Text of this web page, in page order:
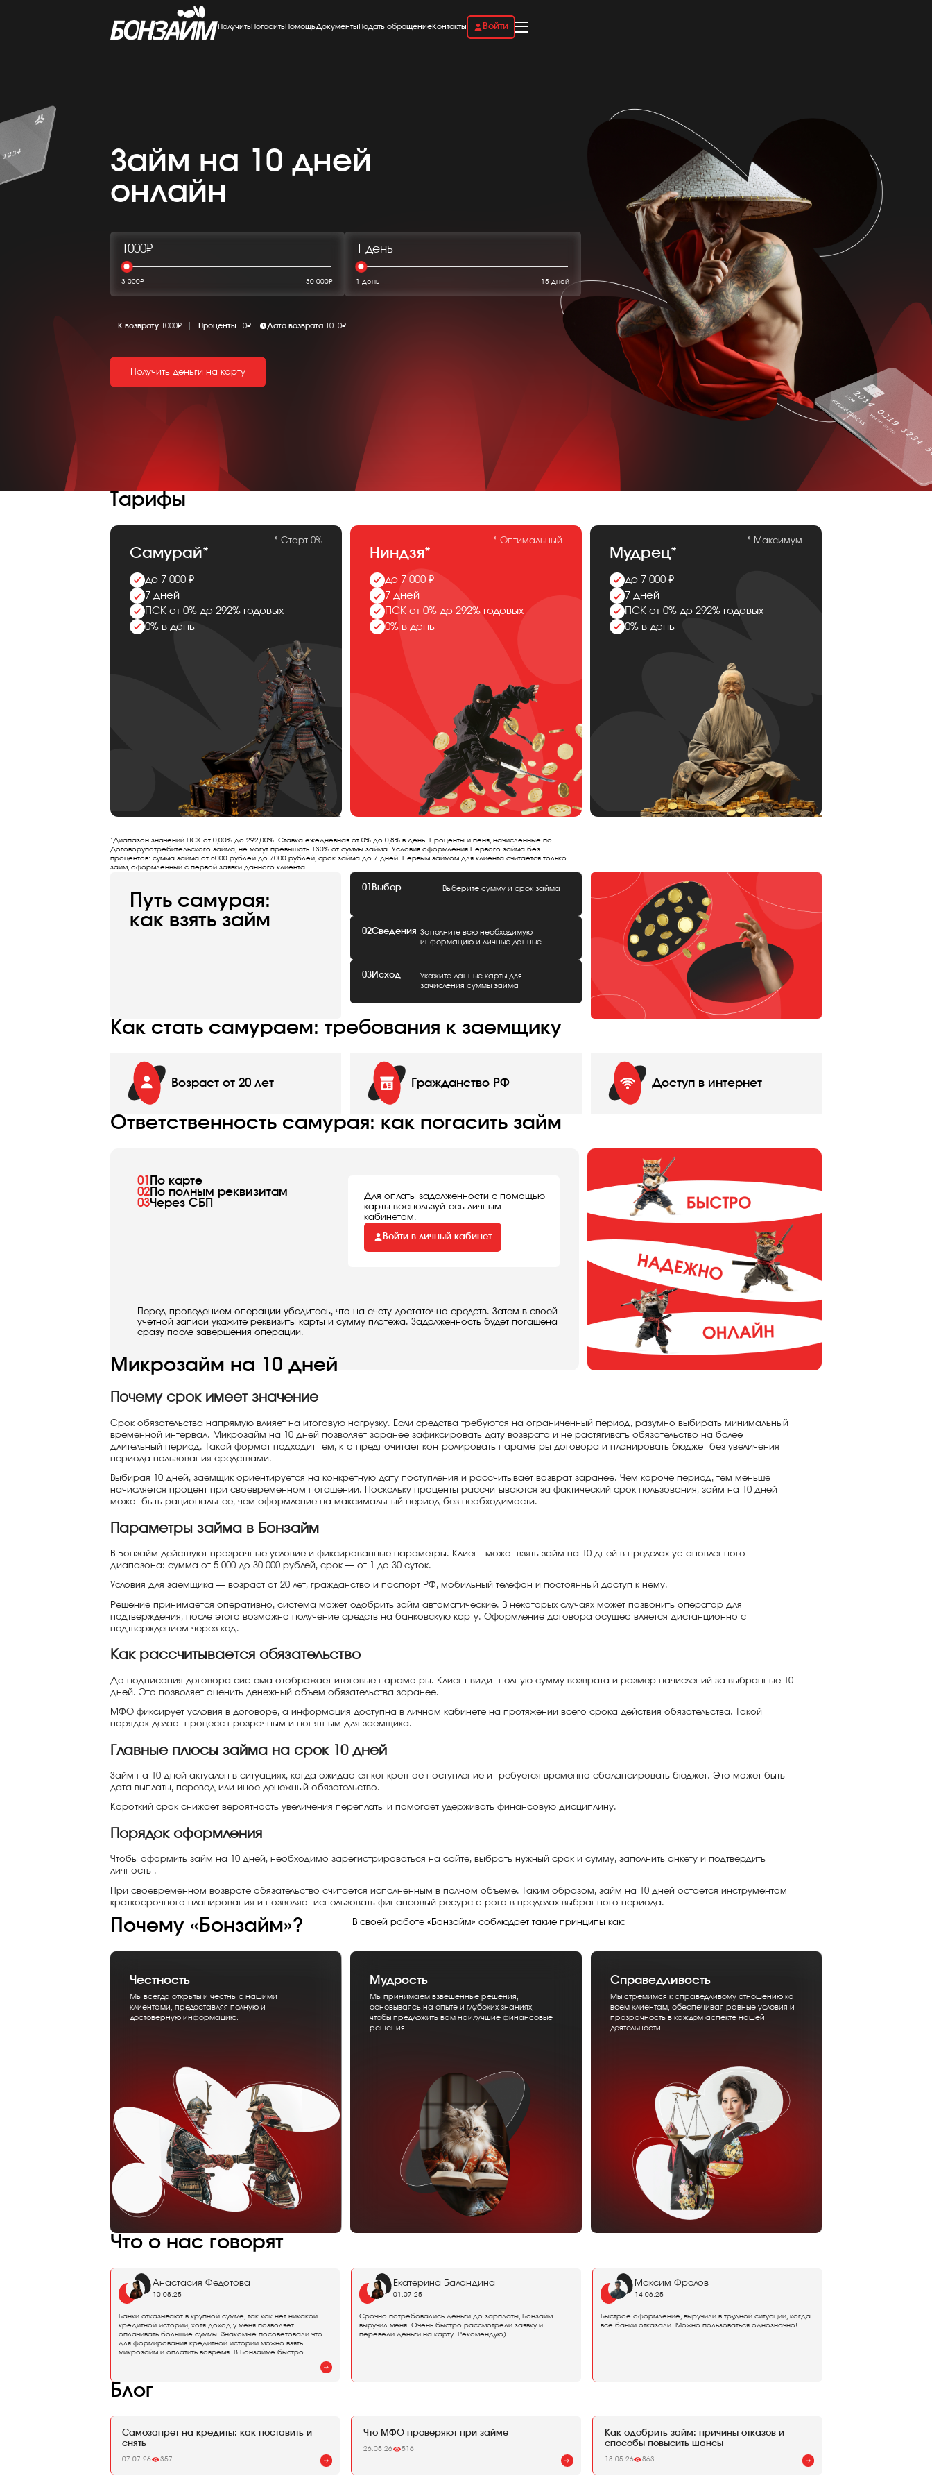
ПолучитьПогаситьПомощьДокументы Подать обращениеКонтакты Войти
Займ на 10 дней
онлайн
1000₽
3 000₽ 30 000₽
1 день
1 день 15 дней
К возврату:1000₽ Проценты:10₽ Дата возврата:1010₽
Получить деньги на карту
Тарифы
* Старт 0%
Самурай*
до 7 000 ₽
7 дней
ПСК от 0% до 292% годовых
0% в день
* Оптимальный
Ниндзя*
до 7 000 ₽
7 дней
ПСК от 0% до 292% годовых
0% в день
* Максимум
Мудрец*
до 7 000 ₽
7 дней
ПСК от 0% до 292% годовых
0% в день
*Диапазон значений ПСК от 0,00% до 292,00%. Ставка ежедневная от 0% до 0,8% в день. Проценты и пеня, начисленные по
Договорупотребительского займа, не могут превышать 130% от суммы займа. Условия оформления Первого займа без
процентов: сумма займа от 5000 рублей до 7000 рублей, срок займа до 7 дней. Первым займом для клиента считается только
займ, оформленный с первой заявки данного клиента.
Путь самурая:
как взять займ
01 Выбор Выберите сумму и срок займа
02Сведения Заполните всю необходимую
информацию и личные данные
03Исход
Укажите данные карты для
зачисления суммы займа
Как стать самураем: требования к заемщику
Возраст от 20 лет Гражданство РФ Доступ в интернет
Ответственность самурая: как погасить займ
01
По карте
02По полным реквизитам
03Через СБП
Для оплаты задолженности с помощью
карты воспользуйтесь личным
кабинетом.
Войти в личный кабинет
Перед проведением операции убедитесь, что на счету достаточно средств. Затем в своей
учетной записи укажите реквизиты карты и сумму платежа. Задолженность будет погашена
сразу после завершения операции.
Микрозайм на 10 дней
Почему срок имеет значение
Срок обязательства напрямую влияет на итоговую нагрузку. Если средства требуются на ограниченный период, разумно выбирать минимальный
временной интервал. Микрозайм на 10 дней позволяет заранее зафиксировать дату возврата и не растягивать обязательство на более
длительный период. Такой формат подходит тем, кто предпочитает контролировать параметры договора и планировать бюджет без увеличения
периода пользования средствами.
Выбирая 10 дней, заемщик ориентируется на конкретную дату поступления и рассчитывает возврат заранее. Чем короче период, тем меньше
начисляется процент при своевременном погашении. Поскольку проценты рассчитываются за фактический срок пользования, займ на 10 дней
может быть рациональнее, чем оформление на максимальный период без необходимости.
Параметры займа в Бонзайм
В Бонзайм действуют прозрачные условие и фиксированные параметры. Клиент может взять займ на 10 дней в пределах установленного
диапазона: сумма от 5 000 до 30 000 рублей, срок — от 1 до 30 суток.
Условия для заемщика — возраст от 20 лет, гражданство и паспорт РФ, мобильный телефон и постоянный доступ к нему.
Решение принимается оперативно, система может одобрить займ автоматические. В некоторых случаях может позвонить оператор для
подтверждения, после этого возможно получение средств на банковскую карту. Оформление договора осуществляется дистанционно с
подтверждением через код.
Как рассчитывается обязательство
До подписания договора система отображает итоговые параметры. Клиент видит полную сумму возврата и размер начислений за выбранные 10
дней. Это позволяет оценить денежный объем обязательства заранее.
МФО фиксирует условия в договоре, а информация доступна в личном кабинете на протяжении всего срока действия обязательства. Такой
порядок делает процесс прозрачным и понятным для заемщика.
Главные плюсы займа на срок 10 дней
Займ на 10 дней актуален в ситуациях, когда ожидается конкретное поступление и требуется временно сбалансировать бюджет. Это может быть
дата выплаты, перевод или иное денежный обязательство.
Короткий срок снижает вероятность увеличения переплаты и помогает удерживать финансовую дисциплину.
Порядок оформления
Чтобы оформить займ на 10 дней, необходимо зарегистрироваться на сайте, выбрать нужный срок и сумму, заполнить анкету и подтвердить
личность .
При своевременном возврате обязательство считается исполненным в полном объеме. Таким образом, займ на 10 дней остается инструментом
краткосрочного планирования и позволяет использовать финансовый ресурс строго в пределах выбранного периода.
Почему «Бонзайм»? В своей работе «Бонзайм» соблюдает такие принципы как:
Честность
Мы всегда открыты и честны с нашими
клиентами, предоставляя полную и
достоверную информацию.
Мудрость
Мы принимаем взвешенные решения,
основываясь на опыте и глубоких знаниях,
чтобы предложить вам наилучшие финансовые
решения.
Справедливость
Мы стремимся к справедливому отношению ко
всем клиентам, обеспечивая равные условия и
прозрачность в каждом аспекте нашей
деятельности.
Что о нас говорят
Анастасия Федотова
10.08.25
Банки отказывают в крупной сумме, так как нет никакой
кредитной истории, хотя доход у меня позволяет
оплачивать большие суммы. Знакомые посоветовали что
для формирования кредитной истории можно взять
микрозайм и оплатить вовремя. В Бонзайме быстро...
Екатерина Баландина
01.07.25
Срочно потребовались деньги до зарплаты, Бонзайм
выручил меня. Очень быстро рассмотрели заявку и
перевели деньги на карту. Рекомендую)
Максим Фролов
14.06.25
Быстрое оформление, выручили в трудной ситуации, когда
все банки отказали. Можно пользоваться однозначно!
Блог
Самозапрет на кредиты: как поставить и
снять
07.07.26 357
Что МФО проверяют при займе
26.05.26 516
Как одобрить займ: причины отказов и
способы повысить шансы
13.05.26 863